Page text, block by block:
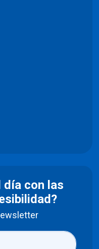
día con las